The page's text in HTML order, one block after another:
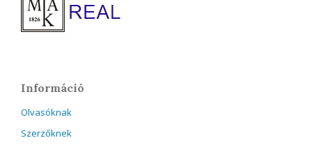
Információ
Olvasóknak
Szerzőknek